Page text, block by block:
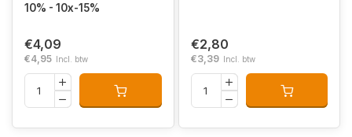
10% - 10x-15%
€4,09
€4,95 Incl. btw
€2,80
€3,39 Incl. btw